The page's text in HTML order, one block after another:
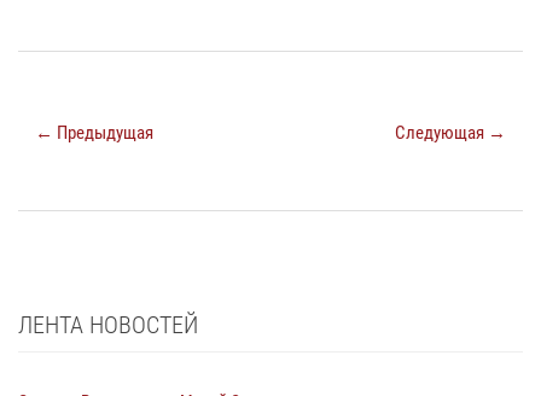
← Предыдущая Следующая →
ЛЕНТА НОВОСТЕЙ